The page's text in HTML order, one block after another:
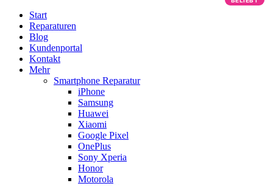
Start
Reparaturen
Blog
Kundenportal
Kontakt
Mehr
Smartphone Reparatur
iPhone
Samsung
Huawei
Xiaomi
Google Pixel
OnePlus
Sony Xperia
Honor
Motorola